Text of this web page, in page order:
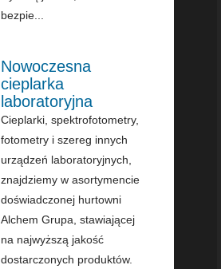
bezpie...
Nowoczesna
cieplarka
laboratoryjna
Cieplarki, spektrofotometry,
fotometry i szereg innych
urządzeń laboratoryjnych,
znajdziemy w asortymencie
doświadczonej hurtowni
Alchem Grupa, stawiającej
na najwyższą jakość
dostarczonych produktów.